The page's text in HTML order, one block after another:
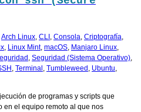
Arch Linux, CLI , Consola, Criptografía,
, Linux Mint, macOS, Manjaro Linux,
, Seguridad (Sistema Operativo),
, Terminal , Tumbleweed , Ubuntu,
de programas y scripts que
en el equipo remoto al que nos